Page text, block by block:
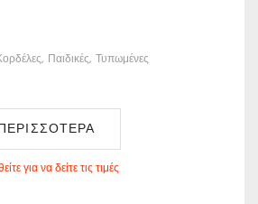
Παιδικές Τυπωμένες
για να δείτε τις τιμές